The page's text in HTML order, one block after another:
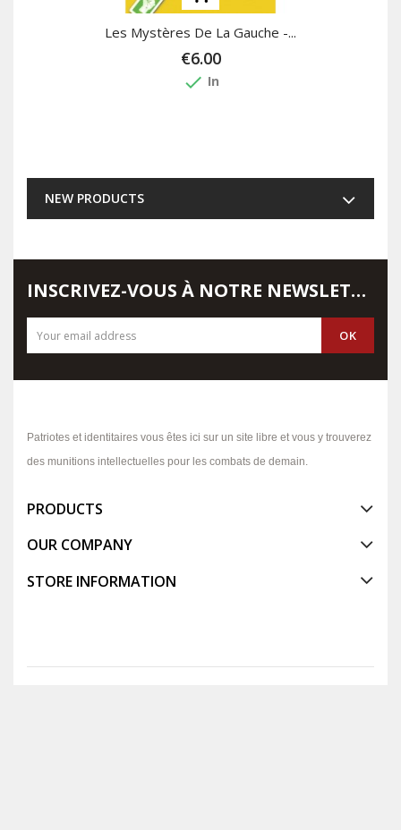
Les Mystères De La Gauche -...
€6.00
done In
NEW PRODUCTS
INSCRIVEZ-VOUS À NOTRE NEWSLETTER
Patriotes et identitaires vous êtes ici sur un site libre et vous y trouverez
des munitions intellectuelles pour les combats de demain.
PRODUCTS
OUR COMPANY
STORE INFORMATION